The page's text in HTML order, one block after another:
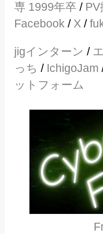
専 1999年卒 / PV
Facebook / X /
jigインターン /
っち / IchigoJam
ットフォーム